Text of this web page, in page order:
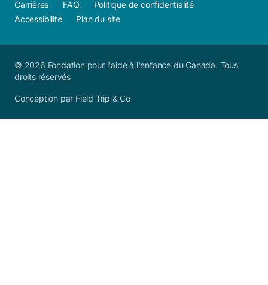
Carrières
FAQ
Politique de confidentialité
Accessibilité
Plan du site
© 2026 Fondation pour l'aide à l'enfance du Canada. Tous
droits réservés
Conception par Field Trip & Co